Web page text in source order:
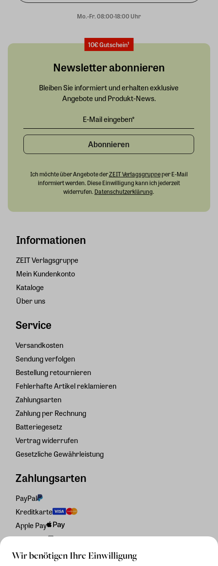
Wir benötigen Ihre Einwilligung
Mo.-Fr. 08:00-18:00 Uhr
Informationen
ZEIT Verlagsgruppe
Mein Kundenkonto
Kataloge
Über uns
Service
Versandkosten
Sendung verfolgen
Bestellung retournieren
Fehlerhafte Artikel reklamieren
Zahlungsarten
Zahlung per Rechnung
Batteriegesetz
Vertrag widerrufen
Gesetzliche Gewährleistung
Zahlungsarten
PayPal
Kreditkarte
Apple Pay
Rechnung
10€ Gutschein¹
Newsletter abonnieren
Bleiben Sie informiert und erhalten exklusive
Angebote und Produkt-News.
Abonnieren
Ich möchte über Angebote derZEIT Verlagsgruppeper E-Mail
informiert werden. Diese Einwilligung kann ich jederzeit
widerrufen. Datenschutzerklärung.